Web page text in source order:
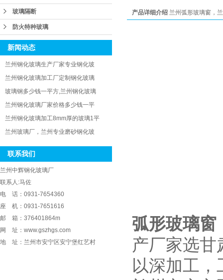
玻璃隔断
防火特种玻璃
新闻动态
兰州钢化玻璃生产厂家专业钢化玻
兰州钢化玻璃加工厂定制钢化玻璃
玻璃钢多少钱一平方,兰州钢化玻璃
兰州钢化玻璃厂家价格多少钱一平
兰州钢化玻璃加工8mm厚的玻璃1平
兰州玻璃厂，兰州专业磨砂钢化玻
联系我们
兰州中辉钢化玻璃厂
联系人:马佐
电 话：0931-7654360
座 机：0931-7651616
邮 箱：376401864m
网 址：www.gszhgs.com
地 址：兰州市安宁区安宁堡红艺村
产品详细介绍 兰州弧形玻璃窗，
弧形玻璃窗
产厂家选
以深加工